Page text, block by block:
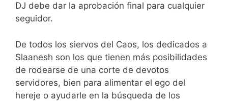
DJ debe dar la aprobación final para cualquier
seguidor.
De todos los siervos del Caos, los dedicados a
Slaanesh son los que tienen más posibilidades
de rodearse de una corte de devotos
servidores, bien para alimentar el ego del
hereje o ayudarle en la búsqueda de los